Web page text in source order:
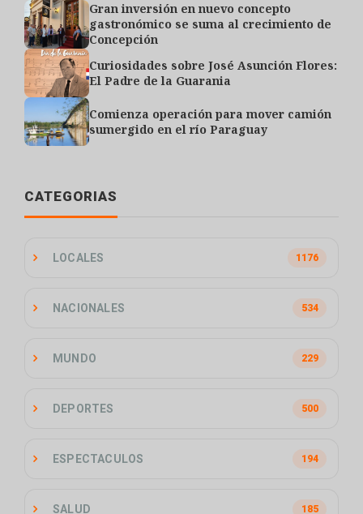
Gran inversión en nuevo concepto
gastronómico se suma al crecimiento de
Concepción
Curiosidades sobre José Asunción Flores:
El Padre de la Guarania
Comienza operación para mover camión
sumergido en el río Paraguay
CATEGORIAS
LOCALES 1176
NACIONALES 534
MUNDO 229
DEPORTES 500
ESPECTACULOS 194
SALUD 185